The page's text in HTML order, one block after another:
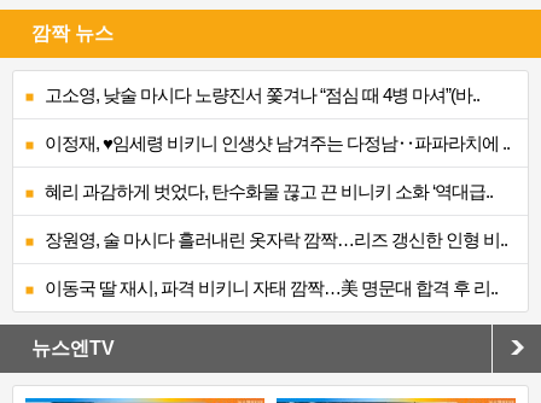
깜짝 뉴스
고소영, 낮술 마시다 노량진서 쫓겨나 “점심 때 4병 마셔”(바..
이정재, ♥임세령 비키니 인생샷 남겨주는 다정남‥파파라치에 ..
혜리 과감하게 벗었다, 탄수화물 끊고 끈 비니키 소화 ‘역대급..
장원영, 술 마시다 흘러내린 옷자락 깜짝…리즈 갱신한 인형 비..
이동국 딸 재시, 파격 비키니 자태 깜짝…美 명문대 합격 후 리..
뉴스엔TV